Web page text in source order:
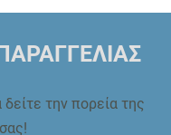
την πορεία της